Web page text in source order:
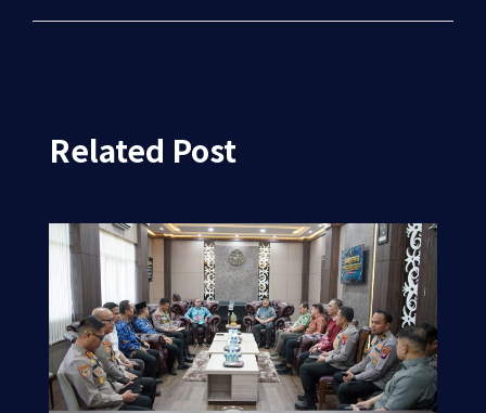
Related Post